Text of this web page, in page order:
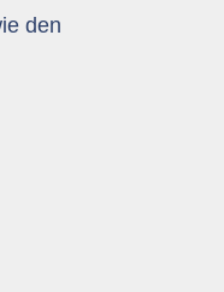
den